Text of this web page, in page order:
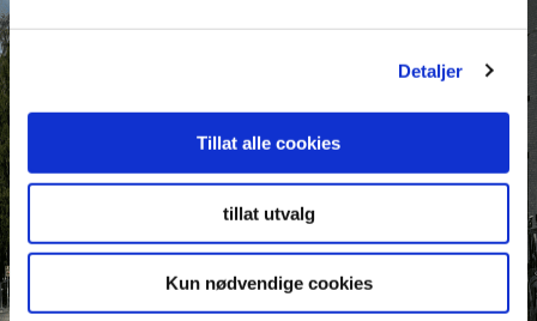
Detaljer
Tillat alle cookies
tillat utvalg
Kun nødvendige cookies